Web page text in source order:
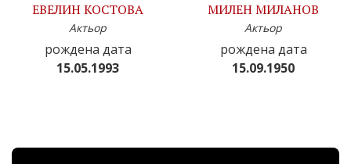
ЕВЕЛИН КОСТОВА
Актьор
рождена дата
15.05.1993
МИЛЕН МИЛАНОВ
Актьор
рождена дата
15.09.1950